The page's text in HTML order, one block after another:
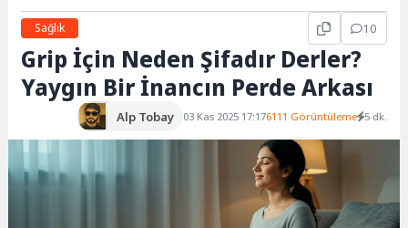
Sağlık
10
Grip İçin Neden Şifadır Derler?
Yaygın Bir İnancın Perde Arkası
Alp Tobay 03 Kas 2025 17:176111 Görüntüleme 5 dk.